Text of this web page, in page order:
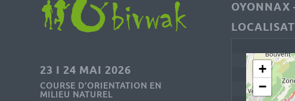
23 I 24 MAI 2026
COURSE D’ORIENTATION EN
MILIEU NATUREL
OYONNAX
+
−